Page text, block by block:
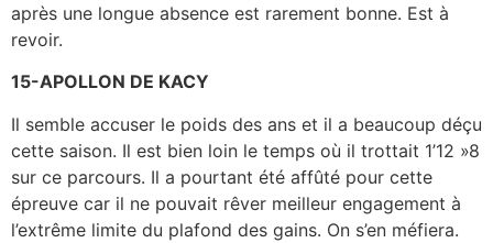
après une longue absence est rarement bonne. Est à
revoir.
15-APOLLON DE KACY
Il semble accuser le poids des ans et il a beaucoup déçu
cette saison. Il est bien loin le temps où il trottait 1’12 »8
sur ce parcours. Il a pourtant été affûté pour cette
épreuve car il ne pouvait rêver meilleur engagement à
l’extrême limite du plafond des gains. On s’en méfiera.